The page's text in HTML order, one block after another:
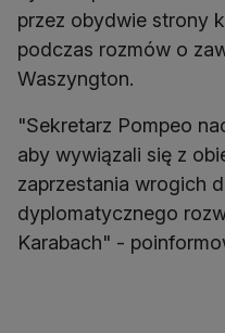
przez obydwie strony
podczas rozmów o
Waszyngton.
"Sekretarz Pompeo
aby wywiązali się z
zaprzestania wrogich
dyplomatycznego
Karabach" -